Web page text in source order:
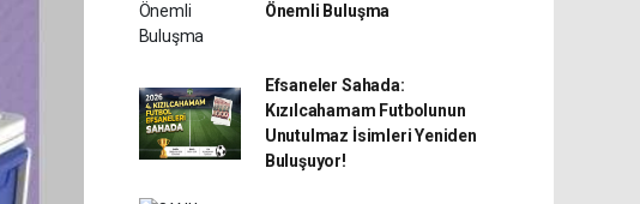
Önemli Buluşma
Efsaneler Sahada:
Kızılcahamam Futbolunun
Unutulmaz İsimleri Yeniden
Buluşuyor!